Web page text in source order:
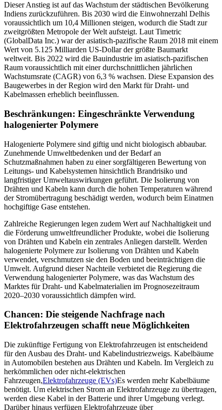
Dieser Anstieg ist auf das Wachstum der städtischen Bevölkerung
Indiens zurückzuführen. Bis 2030 wird die Einwohnerzahl Delhis
voraussichtlich um 10,4 Millionen steigen, wodurch die Stadt zur
zweitgrößten Metropole der Welt aufsteigt. Laut Timetric
(GlobalData Inc.) war der asiatisch-pazifische Raum 2018 mit einem
Wert von 5.125 Milliarden US-Dollar der größte Baumarkt
weltweit. Bis 2022 wird die Bauindustrie im asiatisch-pazifischen
Raum voraussichtlich mit einer durchschnittlichen jährlichen
Wachstumsrate (CAGR) von 6,3 % wachsen. Diese Expansion des
Baugewerbes in der Region wird den Markt für Draht- und
Kabelmassen erheblich beeinflussen.
Beschränkungen: Eingeschränkte Verwendung
halogenierter Polymere
Halogenierte Polymere sind giftig und nicht biologisch abbaubar.
Zunehmende Umweltbedenken und der Bedarf an
Schutzmaßnahmen haben zu einer sorgfältigeren Bewertung von
Leitungs- und Kabelsystemen hinsichtlich Brandrisiko und
langfristiger Umweltauswirkungen geführt. Die Isolierung von
Drähten und Kabeln kann durch die hohen Temperaturen während
der Stromübertragung beschädigt werden, wodurch beim Einatmen
hochgiftige Gase entstehen.
Zahlreiche Regierungen legen zudem Wert auf Nachhaltigkeit und
die Förderung umweltfreundlicher Produkte, wobei die Isolierung
von Drähten und Kabeln ein zentrales Anliegen darstellt. Werden
halogenierte Polymere zur Isolierung von Drähten und Kabeln
verwendet, verschmutzen sie den Boden und beeinträchtigen die
Umwelt. Aufgrund dieser Nachteile verbietet die Regierung die
Verwendung halogenierter Polymere, was das Wachstum des
Marktes für Draht- und Kabelmaterialien im Prognosezeitraum
2020–2030 voraussichtlich dämpfen wird.
Chancen: Die steigende Nachfrage nach
Elektrofahrzeugen schafft neue Möglichkeiten
Die zukünftige Fertigung von Elektrofahrzeugen ist entscheidend
für den Ausbau des Draht- und Kabelindustriezweigs. Kabelbäume
in Automobilen bestehen aus Drähten und Kabeln. Im Vergleich zu
herkömmlichen oder nicht-elektrischen
Fahrzeugen,Elektrofahrzeuge (EVs)Es werden mehr Kabelbäume
benötigt. Um elektrischen Strom an Elektrofahrzeuge zu übertragen,
werden diese Kabel in der Batterie und ihrer Umgebung verlegt.
Darüber hinaus verfügen Elektrofahrzeuge über